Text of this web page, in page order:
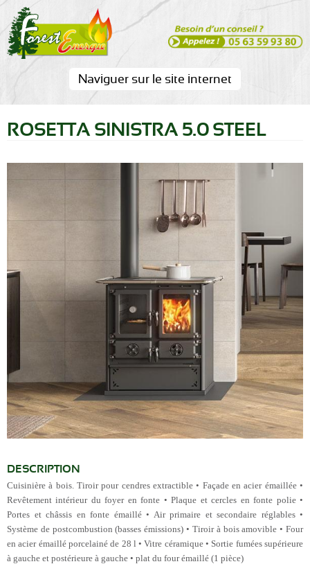
contenu
principal
Naviguer sur le site internet
ROSETTA SINISTRA 5.0 STEEL
DESCRIPTION
Cuisinière à bois. Tiroir pour cendres extractible • Façade en acier émaillée •
Revêtement intérieur du foyer en fonte • Plaque et cercles en fonte polie •
Portes et châssis en fonte émaillé • Air primaire et secondaire réglables •
Système de postcombustion (basses émissions) • Tiroir à bois amovible • Four
en acier émaillé porcelainé de 28 l • Vitre céramique • Sortie fumées supérieure
à gauche et postérieure à gauche • plat du four émaillé (1 pièce)